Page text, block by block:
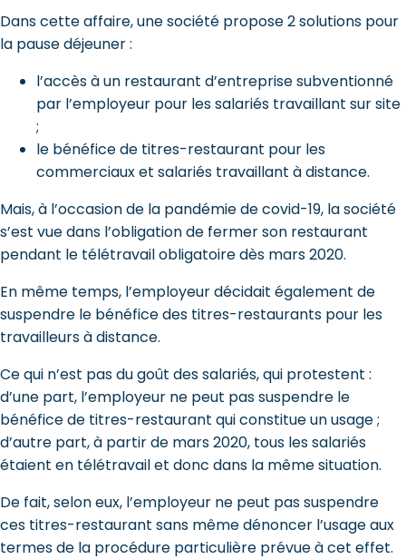
Dans cette affaire, une société propose 2 solutions pour
la pause déjeuner :
l’accès à un restaurant d’entreprise subventionné
par l’employeur pour les salariés travaillant sur site
;
le bénéfice de titres-restaurant pour les
commerciaux et salariés travaillant à distance.
Mais, à l’occasion de la pandémie de covid-19, la société
s’est vue dans l’obligation de fermer son restaurant
pendant le télétravail obligatoire dès mars 2020.
En même temps, l’employeur décidait également de
suspendre le bénéfice des titres-restaurants pour les
travailleurs à distance.
Ce qui n’est pas du goût des salariés, qui protestent :
d’une part, l’employeur ne peut pas suspendre le
bénéfice de titres-restaurant qui constitue un usage ;
d’autre part, à partir de mars 2020, tous les salariés
étaient en télétravail et donc dans la même situation.
De fait, selon eux, l’employeur ne peut pas suspendre
ces titres-restaurant sans même dénoncer l’usage aux
termes de la procédure particulière prévue à cet effet.